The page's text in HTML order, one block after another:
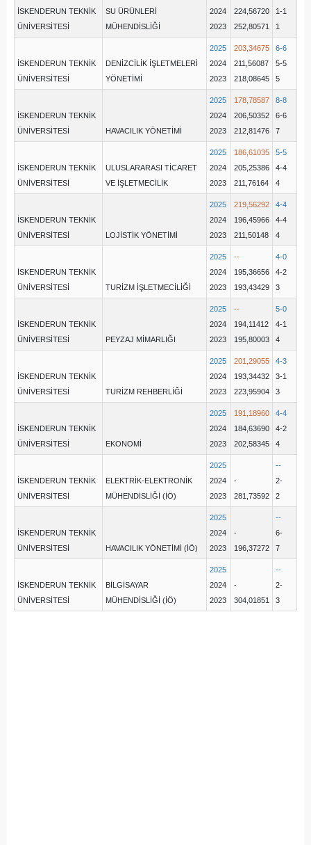
İSKENDERUN TEKNİK
ÜNİVERSİTESİ
SU ÜRÜNLERİ
MÜHENDİSLİĞİ
2024
2023
224,56720
252,80571
1-1
1
İSKENDERUN TEKNİK
ÜNİVERSİTESİ
DENİZCİLİK İŞLETMELERİ
YÖNETİMİ
2025
2024
2023
203,34675
211,56087
218,08645
6-6
5-5
5
İSKENDERUN TEKNİK
ÜNİVERSİTESİ
HAVACILIK YÖNETİMİ
2025
2024
2023
178,78587
206,50352
212,81476
8-8
6-6
7
İSKENDERUN TEKNİK
ÜNİVERSİTESİ
ULUSLARARASI TİCARET
VE İŞLETMECİLİK
2025
2024
2023
186,61035
205,25386
211,76164
5-5
4-4
4
İSKENDERUN TEKNİK
ÜNİVERSİTESİ
LOJİSTİK YÖNETİMİ
2025
2024
2023
219,56292
196,45966
211,50148
4-4
4-4
4
İSKENDERUN TEKNİK
ÜNİVERSİTESİ
TURİZM İŞLETMECİLİĞİ
2025
2024
2023
--
195,36656
193,43429
4-0
4-2
3
İSKENDERUN TEKNİK
ÜNİVERSİTESİ
PEYZAJ MİMARLIĞI
2025
2024
2023
--
194,11412
195,80003
5-0
4-1
4
İSKENDERUN TEKNİK
ÜNİVERSİTESİ
TURİZM REHBERLİĞİ
2025
2024
2023
201,29055
193,34432
223,95904
4-3
3-1
3
İSKENDERUN TEKNİK
ÜNİVERSİTESİ
EKONOMİ
2025
2024
2023
191,18960
184,63690
202,58345
4-4
4-2
4
İSKENDERUN TEKNİK
ÜNİVERSİTESİ
ELEKTRİK-ELEKTRONİK
MÜHENDİSLİĞİ (İÖ)
2025
2024
2023
-
281,73592
--
2-
2
İSKENDERUN TEKNİK
ÜNİVERSİTESİ
HAVACILIK YÖNETİMİ (İÖ)
2025
2024
2023
-
196,37272
--
6-
7
İSKENDERUN TEKNİK
ÜNİVERSİTESİ
BİLGİSAYAR
MÜHENDİSLİĞİ (İÖ)
2025
2024
2023
-
304,01851
--
2-
3